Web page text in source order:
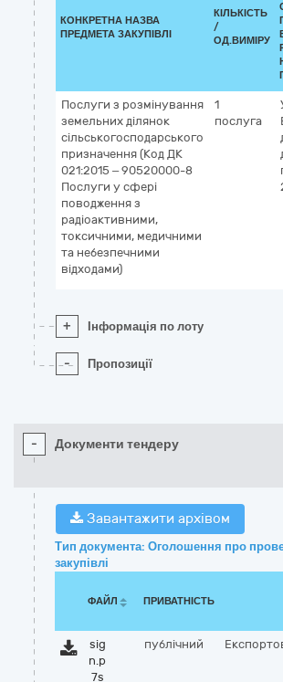
КОНКРЕТНА НАЗВА
ПРЕДМЕТА ЗАКУПІВЛІ
КІЛЬКІСТЬ
/
ОД.ВИМІРУ
Послуги з розмінування
земельних ділянок
сільськогосподарського
призначення (Код ДК
021:2015 – 90520000-8
Послуги у сфері
поводження з
радіоактивними,
токсичними, медичними
та небезпечними
відходами)
1
послуга
+ Інформація по лоту
- Пропозиції
- Документи тендеру
Завантажити архівом
Тип документа: Оголошення про
закупівлі
ФАЙЛ ПРИВАТНІСТЬ
sig
n.p
7s
публічний